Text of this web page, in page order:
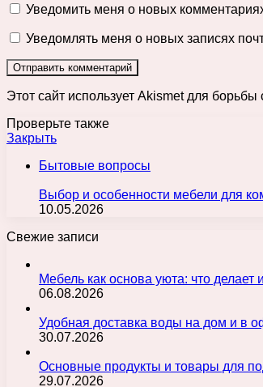
Уведомить меня о новых
Уведомлять меня о новых записях
Этот сайт использует Akismet для
Проверьте также
Закрыть
Бытовые вопросы
Выбор и особенности мебели для
10.05.2026
Свежие записи
Мебель как основа уюта: что
06.08.2026
Удобная доставка воды на дом и в
30.07.2026
Основные продукты и товары для
29.07.2026